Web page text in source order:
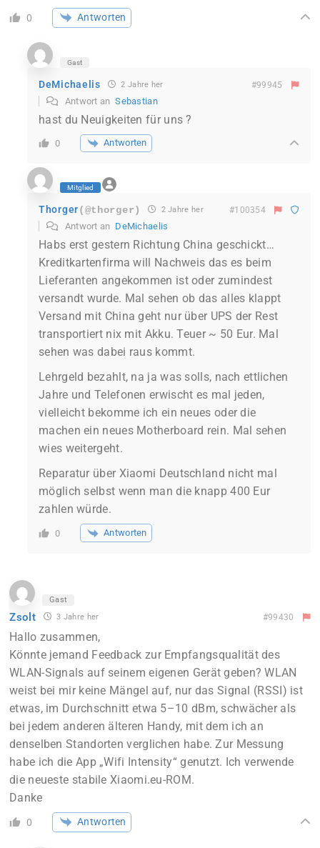
0 Antworten
Gast
DeMichaelis 2 Jahre her #99945
Antwort anSebastian
hast du Neuigkeiten für uns ?
0 Antworten
Mitglied
Thorger(@thorger) 2 Jahre her #100354
Antwort an DeMichaelis
Habs erst gestern Richtung China geschickt…
Kreditkartenfirma will Nachweis das es beim
Lieferanten angekommen ist oder zumindest
versandt wurde. Mal sehen ob das alles klappt
Versand mit China geht nur über UPS der Rest
transportiert nix mit Akku. Teuer ~ 50 Eur. Mal
sehen was dabei raus kommt.
Lehrgeld bezahlt, na ja was solls, nach ettlichen
Jahre und Telefonen erwischt es mal jeden,
vielleicht bekomme ich ein neues oder die
machen ein neues Motherboard rein. Mal sehen
wies weitergeht.
Reparatur über Xiaomi Deutschland nicht mal
möglich selbst wenn man die knapp 400 Eur
zahlen würde.
0 Antworten
Gast
Zsolt 3 Jahre her #99430
Hallo zusammen,
Könnte jemand Feedback zur Empfangsqualität des
WLAN-Signals auf seinem eigenen Gerät geben? WLAN
weist bei mir keine Mängel auf, nur das Signal (RSSI) ist
etwas, im Durchschnitt etwa 5–10 dBm, schwächer als
bei jedem anderen älteren Handy, mit dem ich an
denselben Standorten verglichen habe. Zur Messung
habe ich die App „Wifi Intensity“ genutzt. Ich verwende
die neueste stabile Xiaomi.eu-ROM.
Danke
0 Antworten